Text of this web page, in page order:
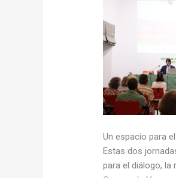
Un espacio para
Estas dos
para el diálogo,